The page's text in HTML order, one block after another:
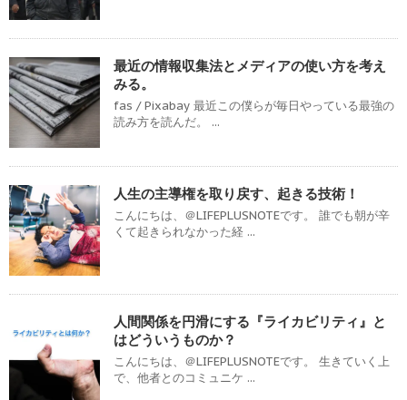
最近の情報収集法とメディアの使い方を考え
みる。
fas / Pixabay 最近この僕らが毎日やっている最強の
読み方を読んだ。 ...
人生の主導権を取り戻す、起きる技術！
こんにちは、＠LIFEPLUSNOTEです。 誰でも朝が辛
くて起きられなかった経 ...
人間関係を円滑にする『ライカビリティ』と
はどういうものか？
こんにちは、＠LIFEPLUSNOTEです。 生きていく上
で、他者とのコミュニケ ...